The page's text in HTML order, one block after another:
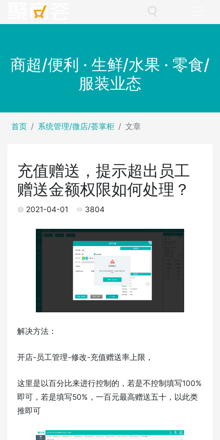
商超/便利 · 生鲜/水果 · 零食/
服装业态
首页 系统管理/微店/荟掌柜 文章
充值赠送，提示超出员工
赠送金额权限如何处理？
2021-04-01 3804
解决方法：
开店-员工管理-修改-充值赠送率上限，
这里是以百分比来进行控制的，若是不控制填写100%
即可，若是填写50%，一百元最高赠送五十，以此类
推即可